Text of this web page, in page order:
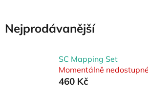
Nejprodávanější
SC Mapping Set
Momentálně nedostupné
460 Kč